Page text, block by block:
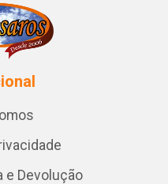
e Devolução